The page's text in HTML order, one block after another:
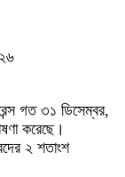
গত ৩১ ডিসেম্বর,
করেছে।
২ শতাংশ